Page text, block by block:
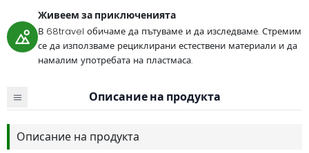
Живеем за приключенията
В 68travel обичаме да пътуваме и да изследваме. Стремим
се да използваме рециклирани естествени материали и да
намалим употребата на пластмаса.
Описание на продукта
Описание на продукта